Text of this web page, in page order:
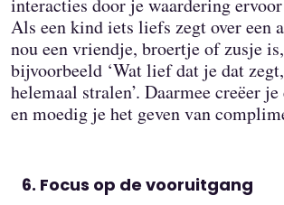
Als een kind iets liefs zegt over een
nou een vriendje, broertje of zusje
bijvoorbeeld ‘Wat lief dat je dat
helemaal stralen’. Daarmee creëer
en moedig je het geven van
Focus op de vooruitgang